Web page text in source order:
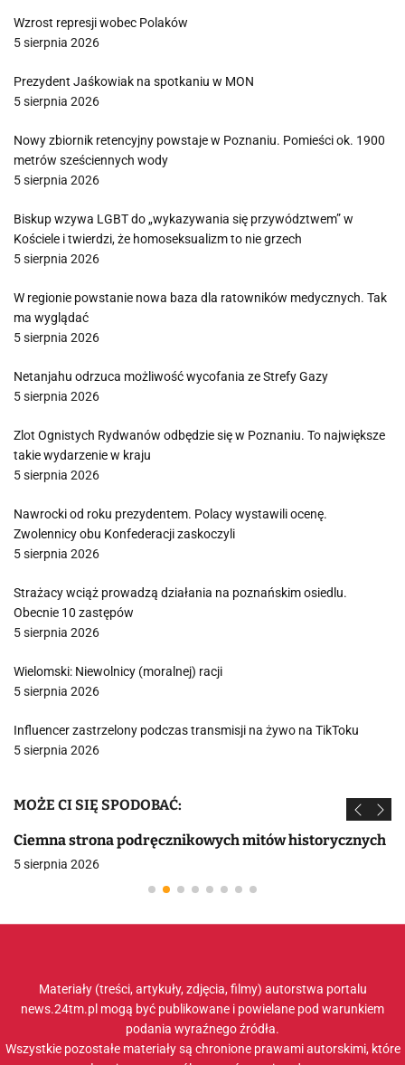
Wzrost represji wobec Polaków
5 sierpnia 2026
Prezydent Jaśkowiak na spotkaniu w MON
5 sierpnia 2026
Nowy zbiornik retencyjny powstaje w Poznaniu. Pomieści ok. 1900
metrów sześciennych wody
5 sierpnia 2026
Biskup wzywa LGBT do „wykazywania się przywództwem” w
Kościele i twierdzi, że homoseksualizm to nie grzech
5 sierpnia 2026
W regionie powstanie nowa baza dla ratowników medycznych. Tak
ma wyglądać
5 sierpnia 2026
Netanjahu odrzuca możliwość wycofania ze Strefy Gazy
5 sierpnia 2026
Zlot Ognistych Rydwanów odbędzie się w Poznaniu. To największe
takie wydarzenie w kraju
5 sierpnia 2026
Nawrocki od roku prezydentem. Polacy wystawili ocenę.
Zwolennicy obu Konfederacji zaskoczyli
5 sierpnia 2026
Strażacy wciąż prowadzą działania na poznańskim osiedlu.
Obecnie 10 zastępów
5 sierpnia 2026
Wielomski: Niewolnicy (moralnej) racji
5 sierpnia 2026
Influencer zastrzelony podczas transmisji na żywo na TikToku
5 sierpnia 2026
MOŻE CI SIĘ SPODOBAĆ:
Ciemna strona podręcznikowych mitów historycznych
5 sierpnia 2026
Materiały (treści, artykuły, zdjęcia, filmy) autorstwa portalu
news.24tm.pl mogą być publikowane i powielane pod warunkiem
podania wyraźnego źródła.
Wszystkie pozostałe materiały są chronione prawami autorskimi, które